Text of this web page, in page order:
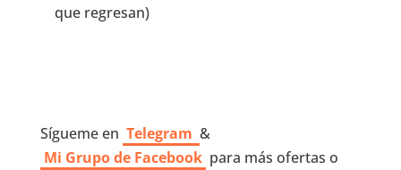
que regresan)
Sígueme en Telegram &
Mi Grupo de Facebook para más ofertas o